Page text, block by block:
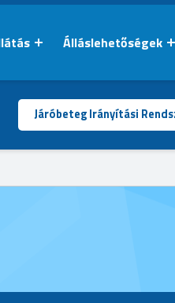
Álláslehetőségek
Járóbeteg Irányítási